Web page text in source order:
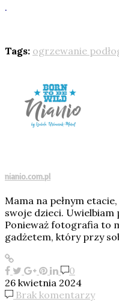
.
Tags: ogrzewanie
nianio.com.pl
Mama na pełnym
swoje dzieci. Uwielbiam
Ponieważ fotografia to
gadżetem, który przy
0
26 kwietnia 2024
Brak komentarzy